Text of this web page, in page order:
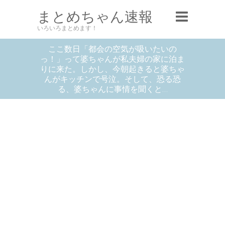
まとめちゃん速報
いろいろまとめます！
ここ数日「都会の空気が吸いたいの
っ！」って婆ちゃんが私夫婦の家に泊ま
りに来た。しかし、今朝起きると婆ちゃ
んがキッチンで号泣。そして、恐る恐
る、婆ちゃんに事情を聞くと…